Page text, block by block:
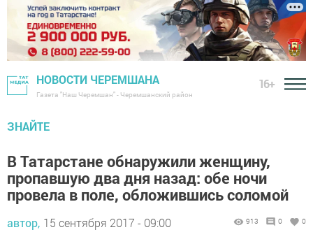
НОВОСТИ ЧЕРЕМШАНА
Газета "Наш Черемшан" - Черемшанский район
16+
ЗНАЙТЕ
В Татарстане обнаружили женщину,
пропавшую два дня назад: обе ночи
провела в поле, обложившись соломой
автор, 15 сентября 2017 - 09:00 913 0 0